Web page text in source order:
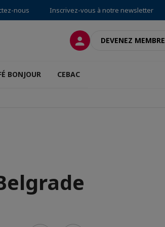
nous Inscrivez-vous à notre newsletter
CONNEXIONDEVENEZ MEMBRE
BONJOUR CEBAC